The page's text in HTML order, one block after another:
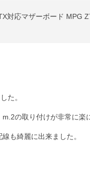
対応マザーボード MPG
た。
の取り付けが非常に楽
も綺麗に出来ました。